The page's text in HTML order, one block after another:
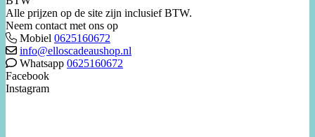
Alle prijzen op de site zijn inclusief BTW.
Neem contact met ons op
Mobiel 0625160672
info@elloscadeaushop.nl
Whatsapp 0625160672
Facebook
Instagram